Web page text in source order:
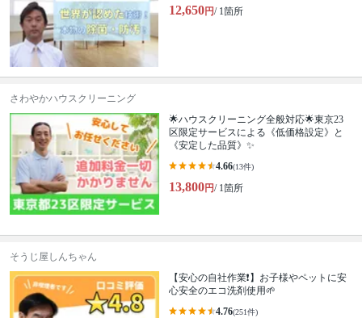
12,650円/ 1箇所
さわやかハウスクリーニング
🌟ハウスクリーニング全般対応🌟東京23
区限定サービスによる《低価格設定》と
《安定した品質》✨
4.66(13件)
13,800円/ 1箇所
そうじ屋しんちゃん
【安心の自社作業❗️】お子様やペットに安
心安全のエコ洗剤使用🌱
4.76(251件)